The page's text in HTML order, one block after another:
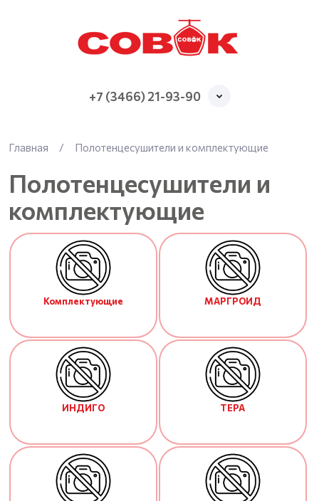
+7 (3466) 21-93-90
Главная / Полотенцесушители и комплектующие
Полотенцесушители и
комплектующие
Комплектующие МАРГРОИД
ИНДИГО ТЕРА